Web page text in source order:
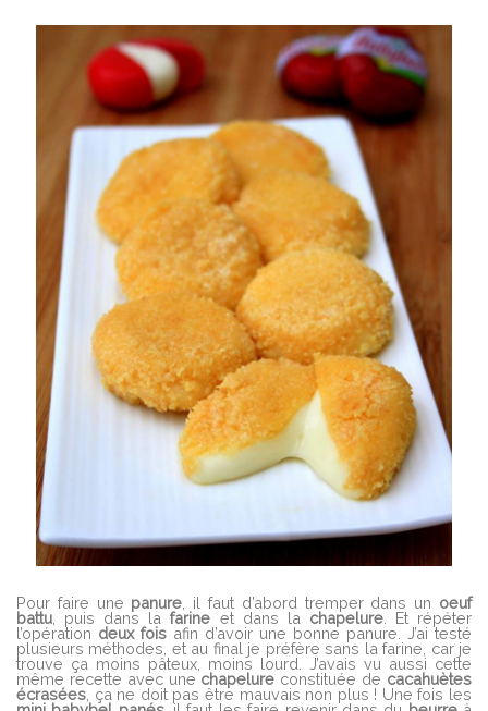
Pour faire une panure , il faut d’abord tremper dans un oeuf
battu , puis dans lafarine et dans la chapelure. Et répéter
l’opération deux fois afin d’avoir une bonne panure. J’ai testé
plusieurs méthodes, et au final je préfère sans la farine, car je
trouve ça moins pâteux, moins lourd. J’avais vu aussi cette
même recette avec une chapelure constituée de cacahuètes
écrasées , ça ne doit pas être mauvais non plus ! Une fois les